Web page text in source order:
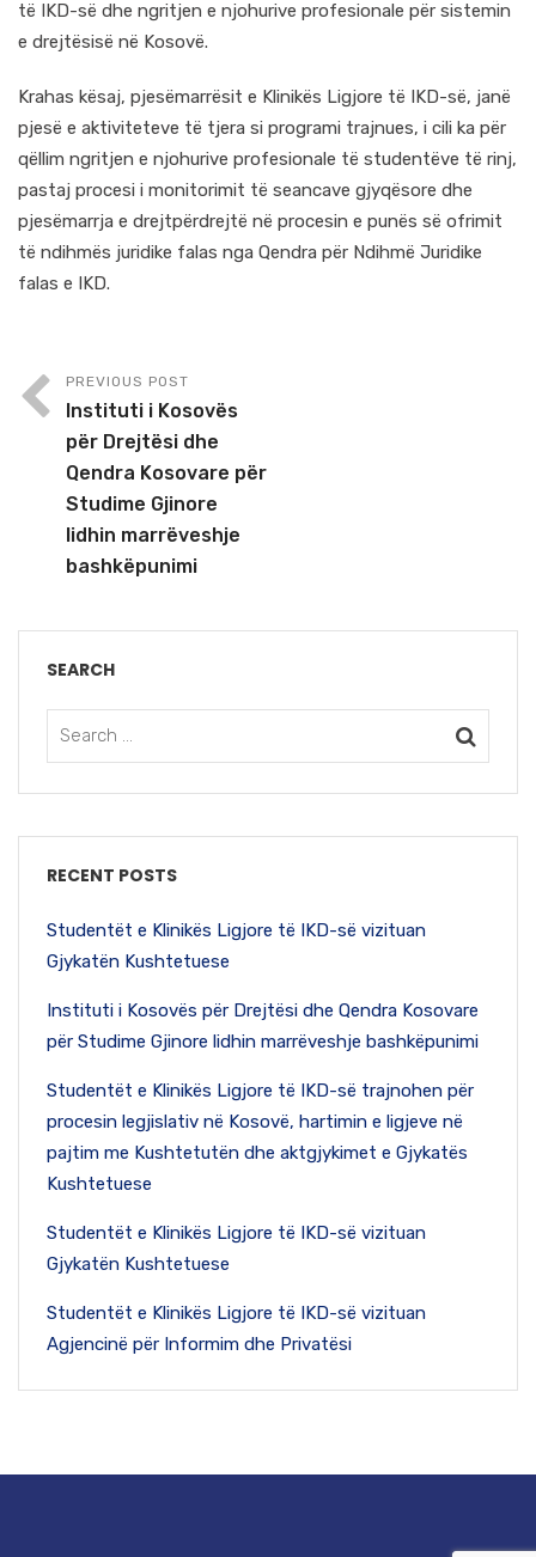
të IKD-së dhe ngritjen e njohurive profesionale për sistemin
e drejtësisë në Kosovë.
Krahas kësaj, pjesëmarrësit e Klinikës Ligjore të IKD-së, janë
pjesë e aktiviteteve të tjera si programi trajnues, i cili ka për
qëllim ngritjen e njohurive profesionale të studentëve të rinj,
pastaj procesi i monitorimit të seancave gjyqësore dhe
pjesëmarrja e drejtpërdrejtë në procesin e punës së ofrimit
të ndihmës juridike falas nga Qendra për Ndihmë Juridike
falas e IKD.
PREVIOUS POST
Instituti i Kosovës
për Drejtësi dhe
Qendra Kosovare për
Studime Gjinore
lidhin marrëveshje
bashkëpunimi
SEARCH
RECENT POSTS
Studentët e Klinikës Ligjore të IKD-së vizituan
Gjykatën Kushtetuese
Instituti i Kosovës për Drejtësi dhe Qendra Kosovare
për Studime Gjinore lidhin marrëveshje bashkëpunimi
Studentët e Klinikës Ligjore të IKD-së trajnohen për
procesin legjislativ në Kosovë, hartimin e ligjeve në
pajtim me Kushtetutën dhe aktgjykimet e Gjykatës
Kushtetuese
Studentët e Klinikës Ligjore të IKD-së vizituan
Gjykatën Kushtetuese
Studentët e Klinikës Ligjore të IKD-së vizituan
Agjencinë për Informim dhe Privatësi